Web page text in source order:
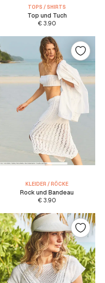
TOPS / SHIRTS
Top und Tuch
€3.90
KLEIDER / RÖCKE
Rock und Bandeau
€3.90